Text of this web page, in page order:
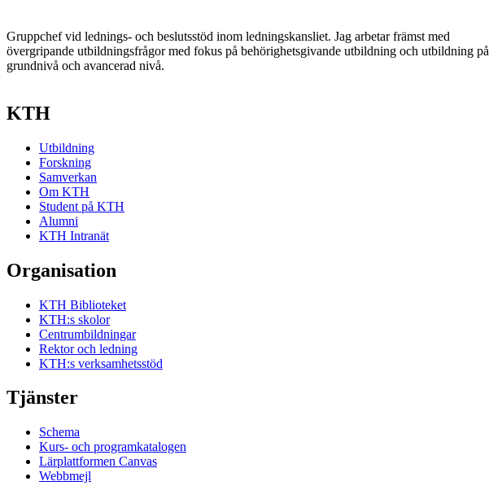
Gruppchef vid lednings- och beslutsstöd inom ledningskansliet. Jag arbetar främst med
övergripande utbildningsfrågor med fokus på behörighetsgivande utbildning och utbildning på
grundnivå och avancerad nivå.
KTH
Utbildning
Forskning
Samverkan
Om KTH
Student på KTH
Alumni
KTH Intranät
Organisation
KTH Biblioteket
KTH:s skolor
Centrumbildningar
Rektor och ledning
KTH:s verksamhetsstöd
Tjänster
Schema
Kurs- och programkatalogen
Lärplattformen Canvas
Webbmejl